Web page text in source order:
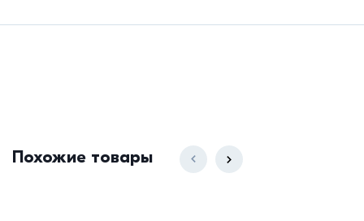
Похожие товары